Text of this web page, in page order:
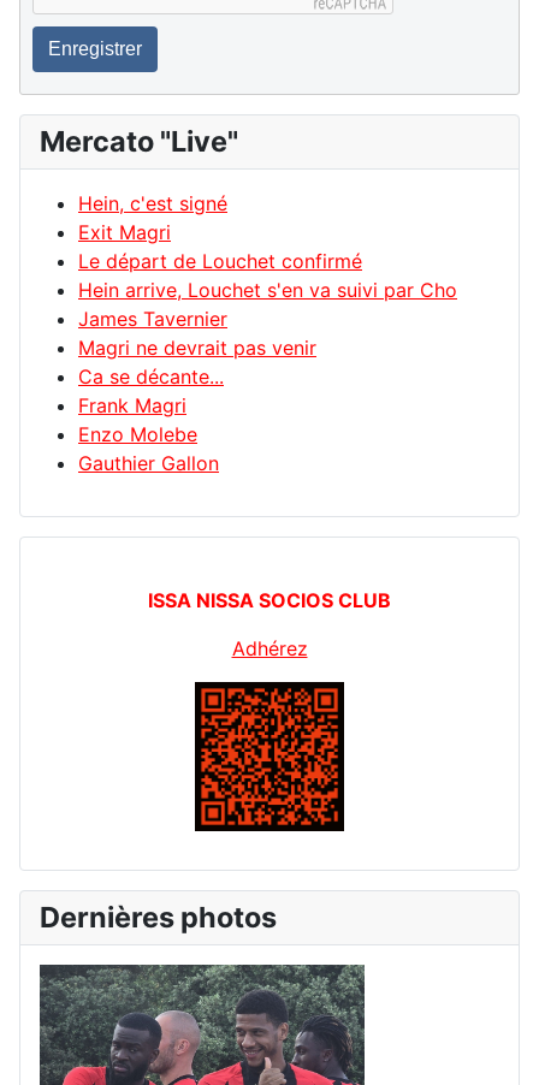
Enregistrer
Mercato "Live"
Hein, c'est signé
Exit Magri
Le départ de Louchet confirmé
Hein arrive, Louchet s'en va suivi par Cho
James Tavernier
Magri ne devrait pas venir
Ca se décante...
Frank Magri
Enzo Molebe
Gauthier Gallon
ISSA NISSA SOCIOS CLUB
Adhérez
Dernières photos